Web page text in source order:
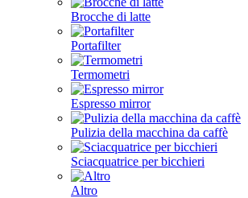
Brocche di latte
Portafilter
Termometri
Espresso mirror
Pulizia della macchina da caffè
Sciacquatrice per bicchieri
Altro